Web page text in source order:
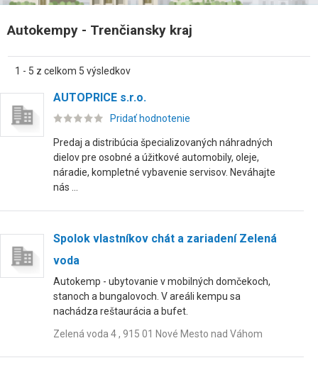
Autokempy - Trenčiansky kraj
1 - 5 z celkom 5 výsledkov
AUTOPRICE s.r.o.
Pridať hodnotenie
Predaj a distribúcia špecializovaných náhradných
dielov pre osobné a úžitkové automobily, oleje,
náradie, kompletné vybavenie servisov. Neváhajte
nás ...
Spolok vlastníkov chát a zariadení Zelená
voda
Autokemp - ubytovanie v mobilných domčekoch,
stanoch a bungalovoch. V areáli kempu sa
nachádza reštaurácia a bufet.
Zelená voda 4 , 915 01 Nové Mesto nad Váhom